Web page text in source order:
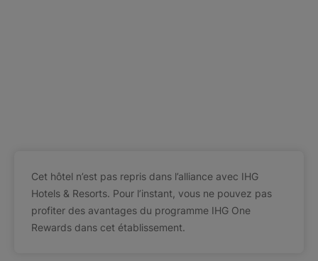
Cet hôtel n’est pas repris dans l’alliance avec IHG
Hotels & Resorts. Pour l’instant, vous ne pouvez pas
profiter des avantages du programme IHG One
Rewards dans cet établissement.